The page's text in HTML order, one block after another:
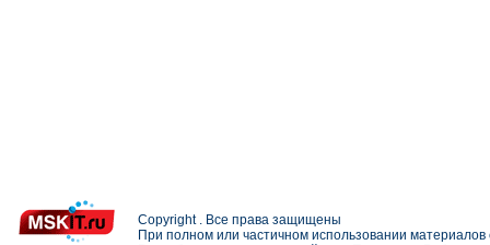
Copyright . Все права защищены
При полном или частичном использовании